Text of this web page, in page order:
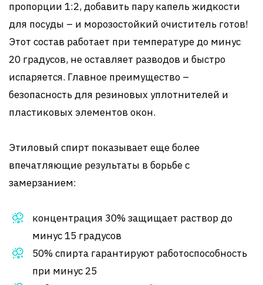
пропорции 1:2, добавить пару капель жидкости
для посуды – и морозостойкий очиститель готов!
Этот состав работает при температуре до минус
20 градусов, не оставляет разводов и быстро
испаряется. Главное преимущество –
безопасность для резиновых уплотнителей и
пластиковых элементов окон.
Этиловый спирт показывает еще более
впечатляющие результаты в борьбе с
замерзанием:
концентрация 30% защищает раствор до
минус 15 градусов
50% спирта гарантируют работоспособность
при минус 25